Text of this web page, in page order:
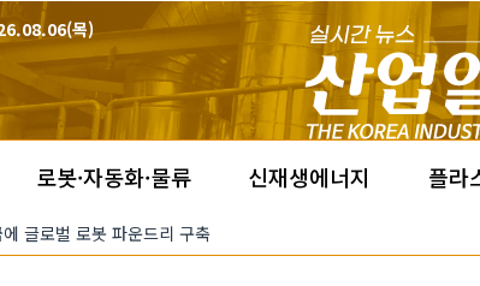
목)
로봇·자동화·물류 신재생에너지 플라
글로벌 로봇 파운드리 구축